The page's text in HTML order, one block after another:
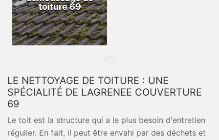
toiture 69
LE NETTOYAGE DE TOITURE : UNE
SPÉCIALITÉ DE LAGRENEE COUVERTURE
69
Le toit est la structure qui a le plus besoin d'entretien
régulier. En fait, il peut être envahi par des déchets et